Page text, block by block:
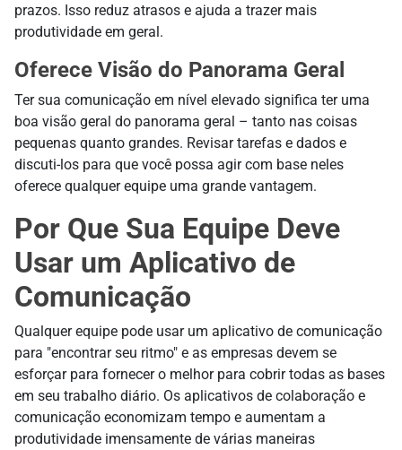
prazos. Isso reduz atrasos e ajuda a trazer mais
produtividade em geral.
Oferece Visão do Panorama Geral
Ter sua comunicação em nível elevado significa ter uma
boa visão geral do panorama geral – tanto nas coisas
pequenas quanto grandes. Revisar tarefas e dados e
discuti-los para que você possa agir com base neles
oferece qualquer equipe uma grande vantagem.
Por Que Sua Equipe Deve
Usar um Aplicativo de
Comunicação
Qualquer equipe pode usar um aplicativo de comunicação
para "encontrar seu ritmo" e as empresas devem se
esforçar para fornecer o melhor para cobrir todas as bases
em seu trabalho diário. Os aplicativos de colaboração e
comunicação economizam tempo e aumentam a
produtividade imensamente de várias maneiras